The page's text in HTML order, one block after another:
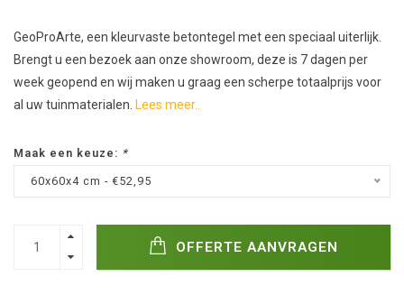
GeoProArte, een kleurvaste betontegel met een speciaal uiterlijk.
Brengt u een bezoek aan onze showroom, deze is 7 dagen per
week geopend en wij maken u graag een scherpe totaalprijs voor
al uw tuinmaterialen. Lees meer..
Maak een keuze: *
60x60x4 cm - €52,95
OFFERTE AANVRAGEN